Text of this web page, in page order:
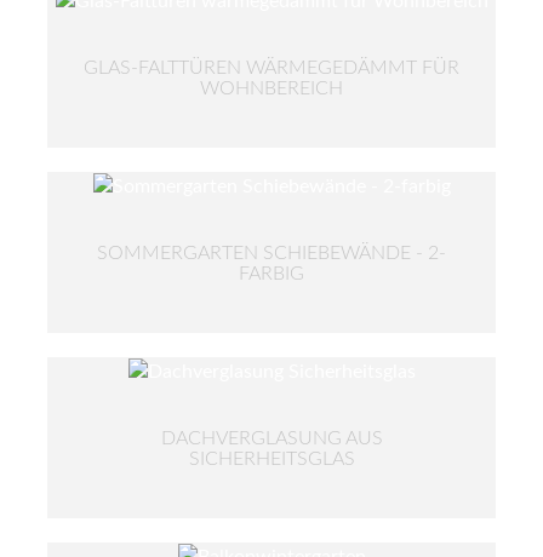
GLAS-FALTTÜREN WÄRMEGEDÄMMT FÜR
WOHNBEREICH
SOMMERGARTEN SCHIEBEWÄNDE - 2-
FARBIG
DACHVERGLASUNG AUS
SICHERHEITSGLAS